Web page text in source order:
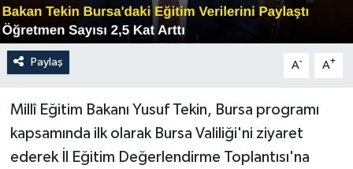
Paylaş A- A+
Millî Eğitim Bakanı Yusuf Tekin, Bursa programı
kapsamında ilk olarak Bursa Valiliği'ni ziyaret
ederek İl Eğitim Değerlendirme Toplantısı'na